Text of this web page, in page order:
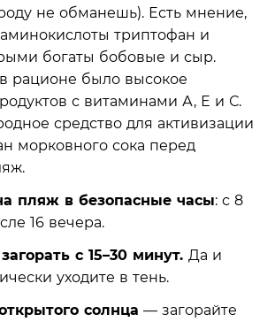
не обманешь). Есть мнение,
триптофан и
богаты бобовые и сыр.
рационе было высокое
с витаминами А, Е и С.
средство для активизации
морковного сока перед
пляж в безопасные часы: с 8
16 вечера.
с 15–30 минут. Да и
уходите в тень.
солнца — загорайте